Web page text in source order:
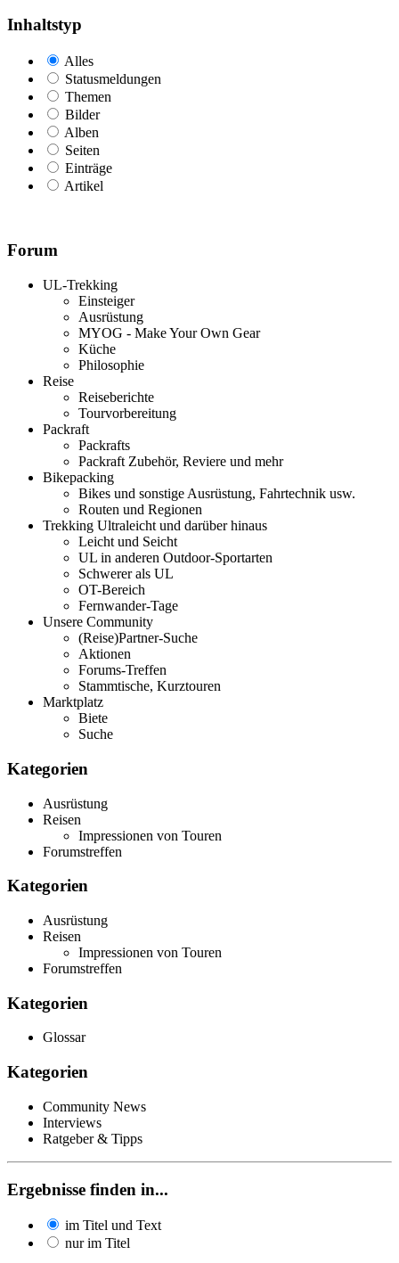
Inhaltstyp
Alles
Statusmeldungen
Themen
Bilder
Alben
Seiten
Einträge
Artikel
Forum
UL-Trekking
Einsteiger
Ausrüstung
MYOG - Make Your Own Gear
Küche
Philosophie
Reise
Reiseberichte
Tourvorbereitung
Packraft
Packrafts
Packraft Zubehör, Reviere und mehr
Bikepacking
Bikes und sonstige Ausrüstung, Fahrtechnik usw.
Routen und Regionen
Trekking Ultraleicht und darüber hinaus
Leicht und Seicht
UL in anderen Outdoor-Sportarten
Schwerer als UL
OT-Bereich
Fernwander-Tage
Unsere Community
(Reise)Partner-Suche
Aktionen
Forums-Treffen
Stammtische, Kurztouren
Marktplatz
Biete
Suche
Kategorien
Ausrüstung
Reisen
Impressionen von Touren
Forumstreffen
Kategorien
Ausrüstung
Reisen
Impressionen von Touren
Forumstreffen
Kategorien
Glossar
Kategorien
Community News
Interviews
Ratgeber & Tipps
Ergebnisse finden in...
im Titel und Text
nur im Titel